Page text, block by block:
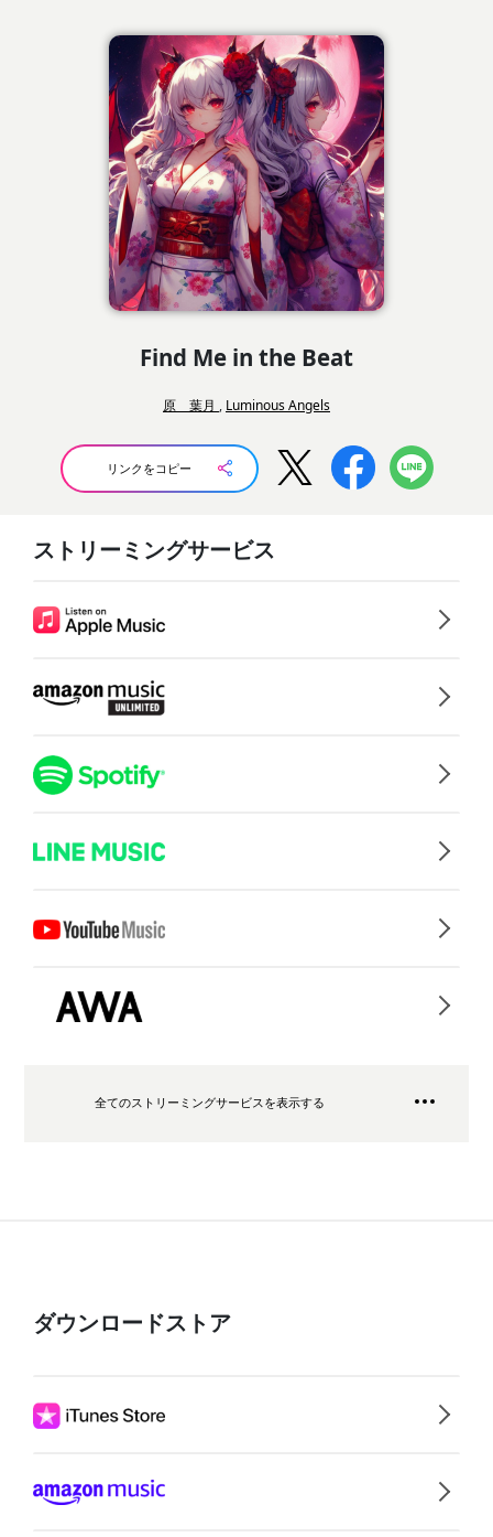
Find Me in the Beat
原 葉月 , Luminous Angels
リンクをコピー
ストリーミングサービス
全てのストリーミングサービスを表示する
ダウンロードストア